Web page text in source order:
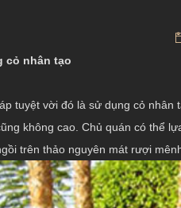
cỏ nhân tạo
tuyệt vời đó là sử dụng cỏ nhân
không cao. Chủ quán có thể
trên thảo nguyên mát rượi